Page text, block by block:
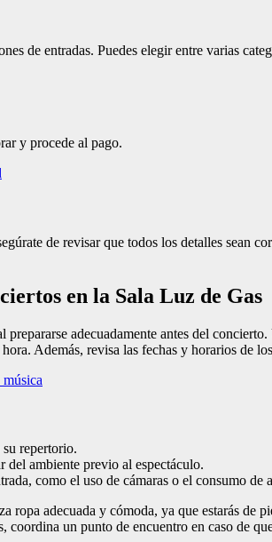
de entradas. Puedes elegir entre varias
y procede al pago.
de revisar que todos los detalles sean
en la Sala Luz de Gas
adecuadamente antes del
Además, revisa las fechas y horarios de
repertorio.
ambiente previo al espectáculo.
como el uso de cámaras o el consumo de
adecuada y cómoda, ya que estarás de
un punto de encuentro en caso de